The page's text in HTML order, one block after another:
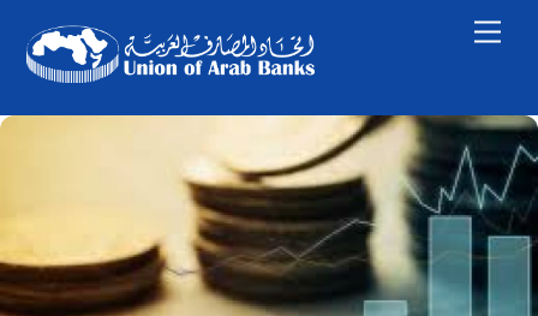
content